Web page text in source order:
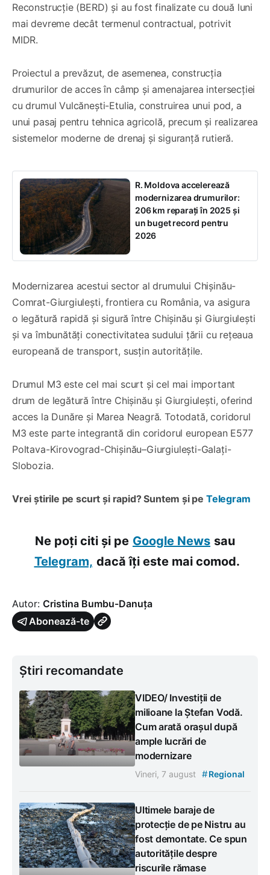
Reconstrucție (BERD) și au fost finalizate cu două luni
mai devreme decât termenul contractual, potrivit
MIDR.
Proiectul a prevăzut, de asemenea, construcția
drumurilor de acces în câmp și amenajarea intersecției
cu drumul Vulcănești-Etulia, construirea unui pod, a
unui pasaj pentru tehnica agricolă, precum și realizarea
sistemelor moderne de drenaj și siguranță rutieră.
R. Moldova accelerează
modernizarea drumurilor:
206 km reparați în 2025 și
un buget record pentru
2026
Modernizarea acestui sector al drumului Chișinău-
Comrat-Giurgiulești, frontiera cu România, va asigura
o legătură rapidă și sigură între Chișinău și Giurgiulești
și va îmbunătăți conectivitatea sudului țării cu rețeaua
europeană de transport, susțin autoritățile.
Drumul M3 este cel mai scurt și cel mai important
drum de legătură între Chișinău și Giurgiulești, oferind
acces la Dunăre și Marea Neagră. Totodată, coridorul
M3 este parte integrantă din coridorul european E577
Poltava-Kirovograd-Chișinău–Giurgiulești-Galați-
Slobozia.
Vrei știrile pe scurt și rapid? Suntem și pe Telegram
Ne poți citi și pe Google News sau
Telegram, dacă îți este mai comod.
Autor: Cristina Bumbu-Danuța
Abonează-te
Știri recomandate
VIDEO/ Investiții de
milioane la Ștefan Vodă.
Cum arată orașul după
ample lucrări de
modernizare
Vineri, 7 august #Regional
Ultimele baraje de
protecție de pe Nistru au
fost demontate. Ce spun
autoritățile despre
riscurile rămase